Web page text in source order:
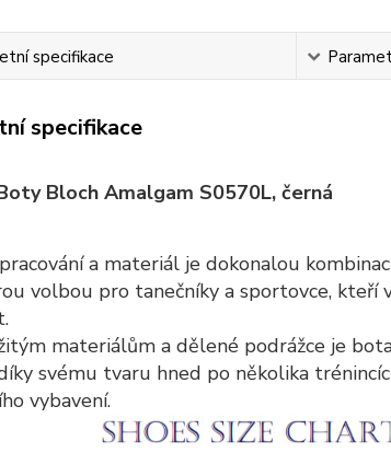
specifikace
specifikace
Bloch Amalgam S0570L, černá
a materiál je dokonalou
volbou pro tanečníky a sportovce,
materiálům a dělené podrážce je
svému tvaru hned po několika
vybavení.